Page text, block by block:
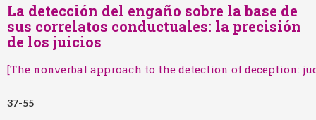
La detección del engaño sobre la base de
sus correlatos conductuales: la precisión
de los juicios
[The nonverbal approach to the detection of deception:
37-55